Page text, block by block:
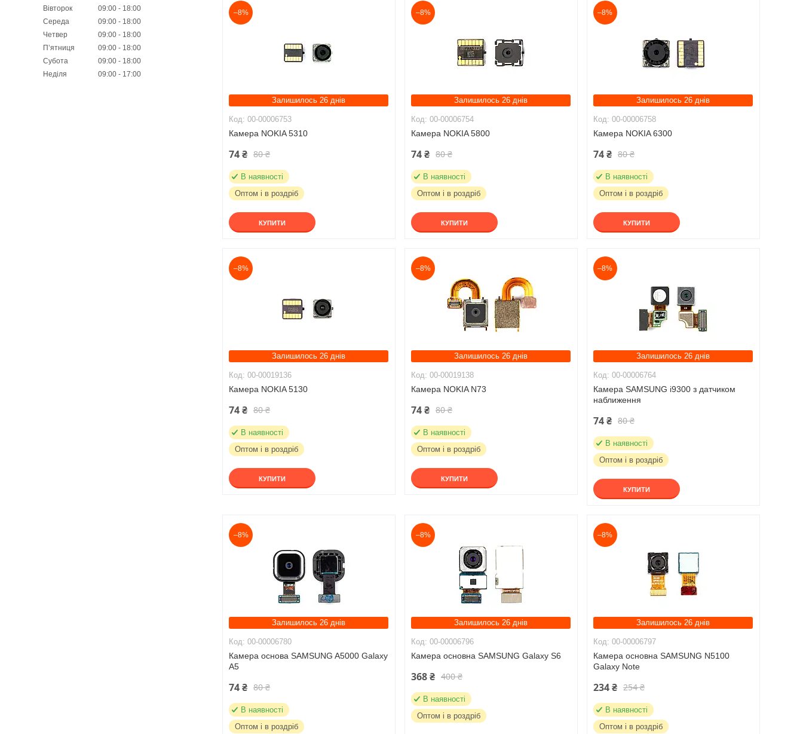
Вівторок
09:00
18:00
Середа
09:00
18:00
Четвер
09:00
18:00
Пʼятниця
09:00
18:00
Субота
09:00
18:00
Неділя
09:00 17:00
–8%
Залишилось 26 днів
00-00006753
Камера NOKIA 5310
74 ₴ 80 ₴
В наявності
Оптом і в роздріб
КУПИТИ
–8%
Залишилось 26 днів
00-00006754
Камера NOKIA 5800
74 ₴ 80 ₴
В наявності
Оптом і в роздріб
КУПИТИ
–8%
Залишилось 26 днів
00-00006758
Камера NOKIA 6300
74 ₴ 80 ₴
В наявності
Оптом і в роздріб
КУПИТИ
–8%
Залишилось 26 днів
00-00019136
Камера NOKIA 5130
74 ₴ 80 ₴
В наявності
Оптом і в роздріб
КУПИТИ
–8%
Залишилось 26 днів
00-00019138
Камера NOKIA N73
74 ₴ 80 ₴
В наявності
Оптом і в роздріб
КУПИТИ
–8%
Залишилось 26 днів
00-00006764
Камера SAMSUNG i9300 з датчиком
наближення
74 ₴ 80 ₴
В наявності
Оптом і в роздріб
КУПИТИ
–8%
Залишилось 26 днів
00-00006780
Камера основа SAMSUNG A5000 Galaxy
A5
74 ₴ 80 ₴
В наявності
Оптом і в роздріб
–8%
Залишилось 26 днів
00-00006796
Камера основна SAMSUNG Galaxy S6
368 ₴ 400 ₴
В наявності
Оптом і в роздріб
–8%
Залишилось 26 днів
00-00006797
Камера основна SAMSUNG N5100
Galaxy Note
234 ₴ 254 ₴
В наявності
Оптом і в роздріб